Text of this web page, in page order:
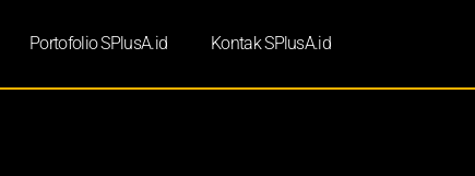
Portofolio SPlusA.id Kontak SPlusA.id